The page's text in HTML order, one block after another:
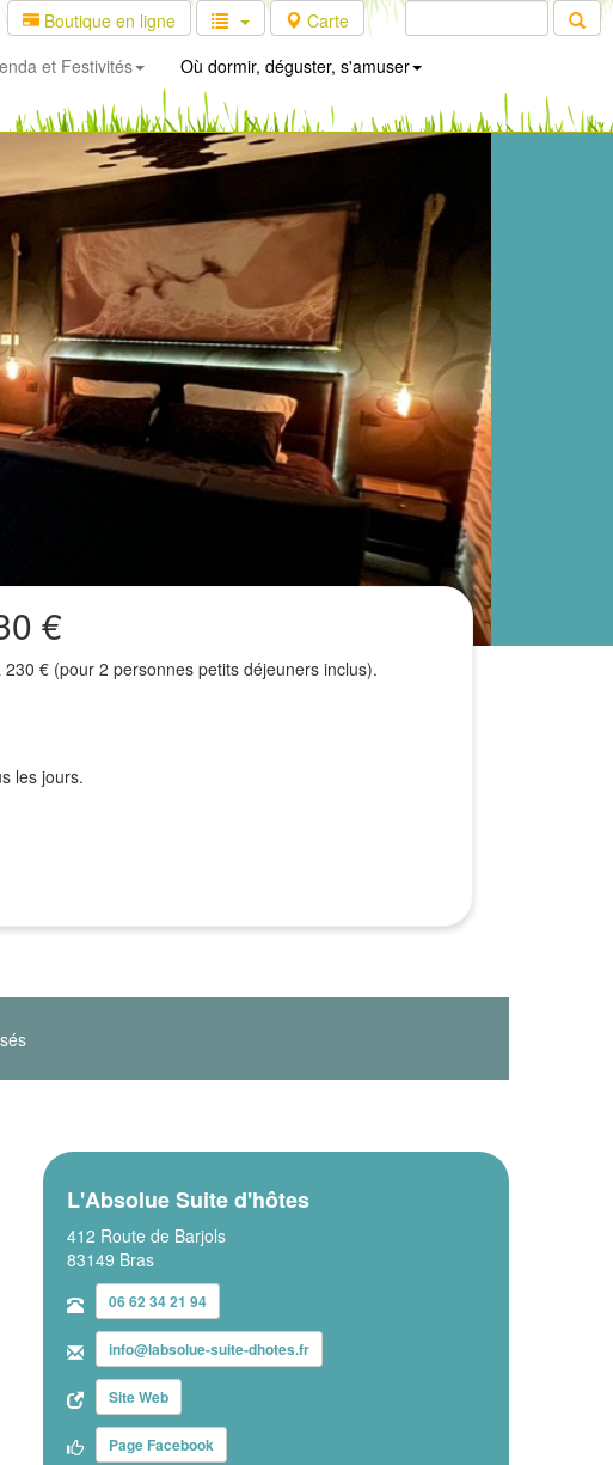
Boutique en ligne
Carte
et Festivités Où dormir, déguster, s'amuser
€
€ (pour 2 personnes petits déjeuners inclus).
les jours.
L'Absolue Suite d'hôtes
412 Route de Barjols
83149 Bras
06 62 34 21 94
info@labsolue-suite-dhotes.fr
Site Web
Page Facebook